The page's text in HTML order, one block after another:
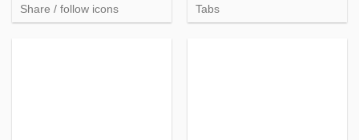
Share / follow icons Tabs